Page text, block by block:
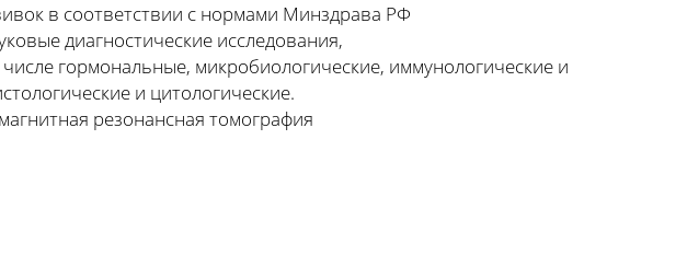
в соответствии с нормами Минздрава РФ
диагностические исследования,
гормональные, микробиологические, иммунологические и
и цитологические.
резонансная томография